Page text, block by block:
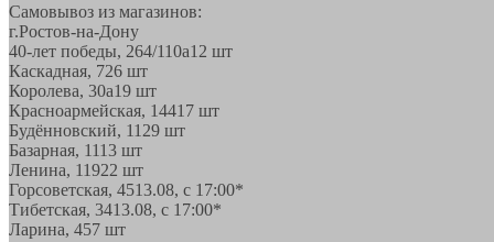
Самовывоз из магазинов:
г.Ростов-на-Дону
40-лет победы, 264/110а12 шт
Каскадная, 726 шт
Королева, 30а19 шт
Красноармейская, 14417 шт
Будённовский, 11 29 шт
Базарная, 1113 шт
Ленина, 11922 шт
Горсоветская, 4513.08, с 17:00*
Тибетская, 3413.08, с 17:00*
Ларина, 457 шт